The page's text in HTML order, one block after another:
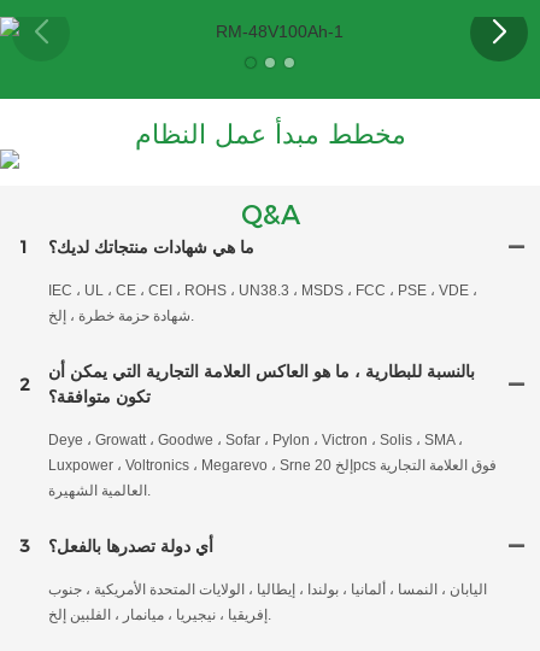
مخطط مبدأ عمل النظام
Q&A
1 ما هي شهادات منتجاتك لديك؟
IEC ، UL ، CE ، CEI ، ROHS ، UN38.3 ، MSDS ، FCC ، PSE ، VDE ،
شهادة حزمة خطرة ، إلخ.
2
بالنسبة للبطارية ، ما هو العاكس العلامة التجارية التي يمكن أن
تكون متوافقة؟
Deye ، Growatt ، Goodwe ، Sofar ، Pylon ، Victron ، Solis ، SMA ،
Luxpower ، Voltronics ، Megarevo ، Srne إلخ 20pcs فوق العلامة التجارية
العالمية الشهيرة.
3 أي دولة تصدرها بالفعل؟
اليابان ، النمسا ، ألمانيا ، بولندا ، إيطاليا ، الولايات المتحدة الأمريكية ، جنوب
إفريقيا ، نيجيريا ، ميانمار ، الفلبين إلخ.